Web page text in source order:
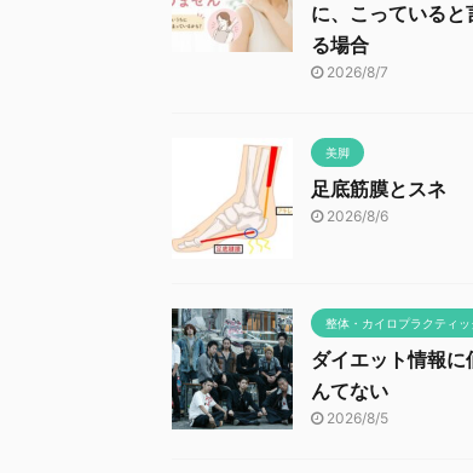
に、こっていると
る場合
2026/8/7
美脚
足底筋膜とスネ
2026/8/6
整体・カイロプラクティッ
ダイエット情報に
んてない
2026/8/5